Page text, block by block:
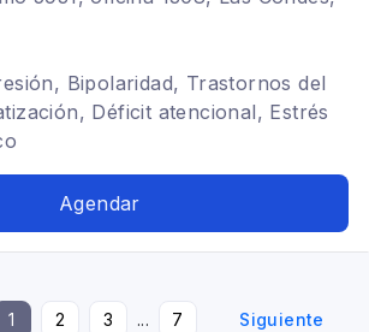
Bipolaridad, Trastornos del
Déficit atencional, Estrés
Agendar
1 2 3 ... 7 Siguiente